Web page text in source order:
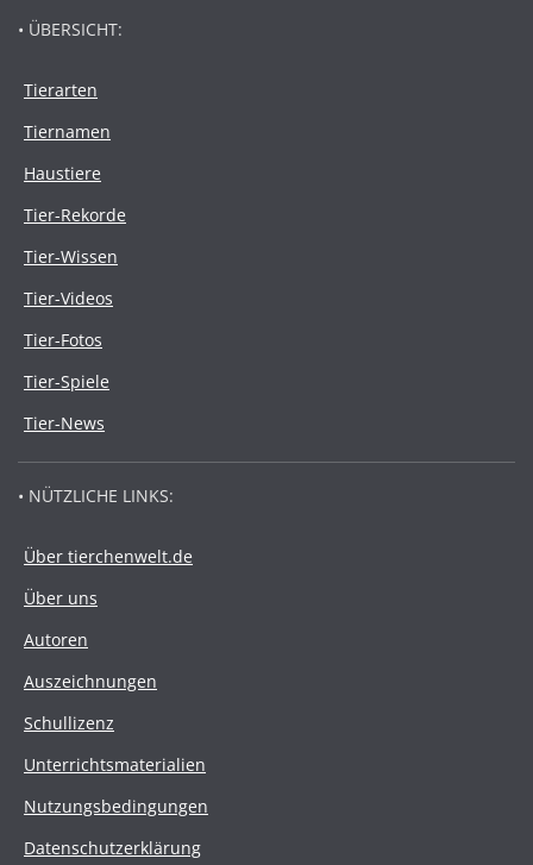
• ÜBERSICHT:
Tierarten
Tiernamen
Haustiere
Tier-Rekorde
Tier-Wissen
Tier-Videos
Tier-Fotos
Tier-Spiele
Tier-News
• NÜTZLICHE LINKS:
Über tierchenwelt.de
Über uns
Autoren
Auszeichnungen
Schullizenz
Unterrichtsmaterialien
Nutzungsbedingungen
Datenschutzerklärung